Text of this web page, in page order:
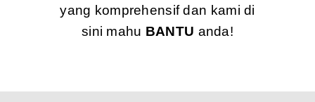
yang komprehensif dan kami di
sini mahu BANTU anda!